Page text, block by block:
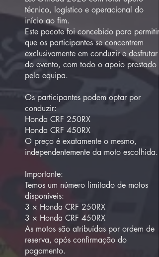
técnico, logístico e operacional do
início ao fim.
Este pacote foi concebido para permitir
que os participantes se concentrem
exclusivamente em conduzir e desfrutar
do evento, com todo o apoio prestado
pela equipa.
Os participantes podem optar por
conduzir:
Honda CRF 250RX
Honda CRF 450RX
O preço é exatamente o mesmo,
independentemente da moto escolhida.
Importante:
Temos um número limitado de motos
disponíveis:
3 × Honda CRF 250RX
3 × Honda CRF 450RX
As motos são atribuídas por ordem de
reserva, após confirmação do
pagamento.